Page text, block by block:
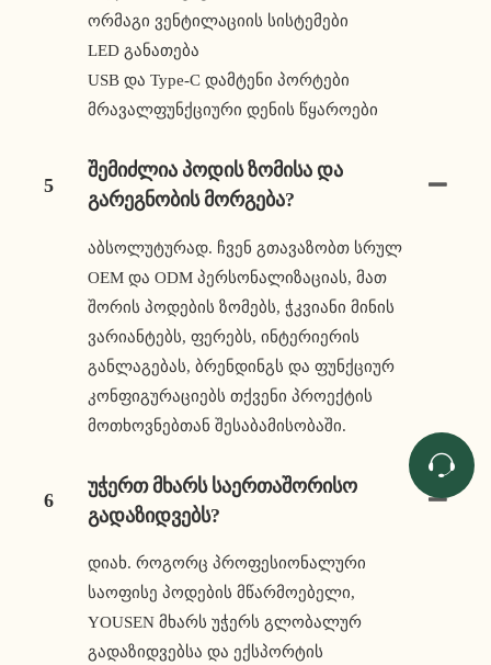
ორმაგი ვენტილაციის სისტემები
LED განათება
USB და Type-C დამტენი პორტები
მრავალფუნქციური დენის წყაროები
5
Შემიძლია Პოდის Ზომისა Და
Გარეგნობის Მორგება?
აბსოლუტურად. ჩვენ გთავაზობთ სრულ
OEM და ODM პერსონალიზაციას, მათ
შორის პოდების ზომებს, ჭკვიანი მინის
ვარიანტებს, ფერებს, ინტერიერის
განლაგებას, ბრენდინგს და ფუნქციურ
კონფიგურაციებს თქვენი პროექტის
მოთხოვნებთან შესაბამისობაში.
6
Უჭერთ Მხარს Საერთაშორისო
Გადაზიდვებს?
დიახ. როგორც პროფესიონალური
საოფისე პოდების მწარმოებელი,
YOUSEN მხარს უჭერს გლობალურ
გადაზიდვებსა და ექსპორტის